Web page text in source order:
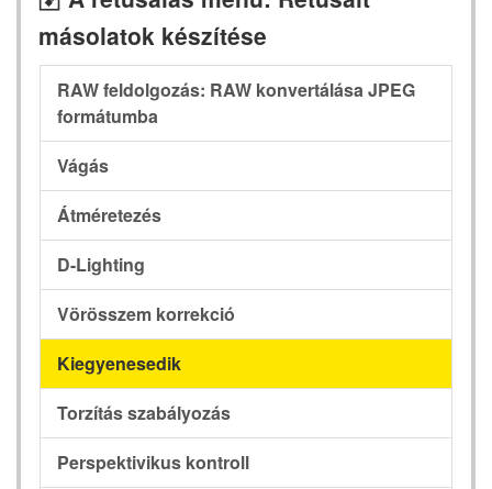
másolatok készítése
RAW feldolgozás: RAW konvertálása JPEG
formátumba
Vágás
Átméretezés
D-Lighting
Vörösszem korrekció
Kiegyenesedik
Torzítás szabályozás
Perspektivikus kontroll